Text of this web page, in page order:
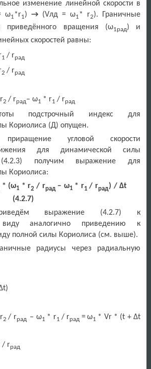
изменение линейной скорости в
ω1 *r1) →(Vлд = ω1 * r2). Граничные
приведённого вращения (ω1рад) и
скоростей равны:
1 / rрад
2 / rрад
r2 / rрад– ω1 * r1 / rрад
подстрочный индекс для
Кориолиса (Д) опущен.
приращение угловой скорости
для динамической силы
получим выражение для
Кориолиса:
* (ω1 *r2 / rрад – ω1 * r1/ rрад) / Δt
выражение (4.2.7) к
виду аналогично приведению к
полной силы Кориолиса (см. выше).
радиусы через радиальную
t)
2/ rрад – ω1 * r1 / rрад = ω1 * Vr * (t + Δt
/ rрад